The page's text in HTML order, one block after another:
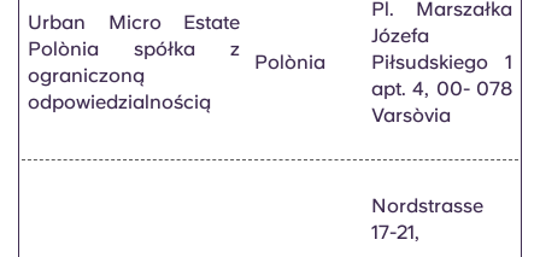
Urban Micro Estate
Polònia spółka z
ograniczoną
odpowiedzialnością
Polònia
Pl. Marszałka
Józefa
Piłsudskiego 1
apt. 4, 00- 078
Varsòvia
Nordstrasse
17-21,